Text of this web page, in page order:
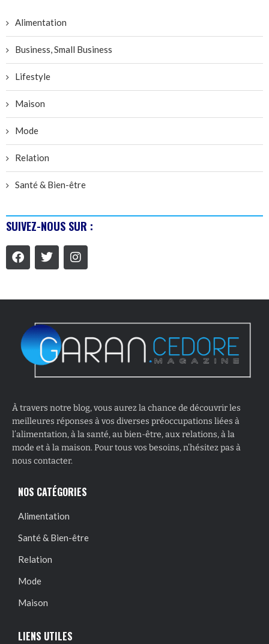
Alimentation
Business, Small Business
Lifestyle
Maison
Mode
Relation
Santé & Bien-être
SUIVEZ-NOUS SUR :
À travers notre blog, vous aurez la chance de découvrir les
meilleures réponses à vos diverses préoccupations liées à
l’alimentation, à la santé, au bien-être, aux relations, à la
mode et à la maison. Pour tous vos besoins, n’hésitez pas à
nous contacter.
NOS CATÉGORIES
Alimentation
Santé & Bien-être
Relation
Mode
Maison
LIENS UTILES